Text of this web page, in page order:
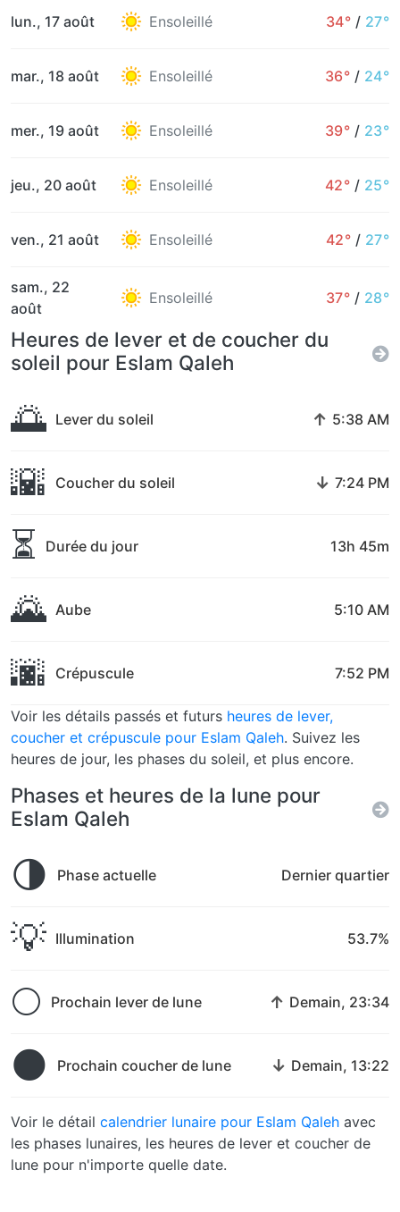
lun., 17 août Ensoleillé 34° / 27°
mar., 18 août Ensoleillé 36° / 24°
mer., 19 août Ensoleillé 39° / 23°
jeu., 20 août Ensoleillé 42° / 25°
ven., 21 août Ensoleillé 42° / 27°
sam., 22
août
Ensoleillé 37° / 28°
Heures de lever et de coucher du
soleil pour Eslam Qaleh
🌅 Lever du soleil ↑ 5:38 AM
🌇 Coucher du soleil ↓ 7:24 PM
⏳ Durée du jour 13h 45m
🌄 Aube 5:10 AM
🌆 Crépuscule 7:52 PM
Voir les détails passés et futurs heures de lever,
coucher et crépuscule pour Eslam Qaleh. Suivez les
heures de jour, les phases du soleil, et plus encore.
Phases et heures de la lune pour
Eslam Qaleh
🌗 Phase actuelle Dernier quartier
💡 Illumination 53.7%
🌕 Prochain lever de lune ↑ Demain, 23:34
🌑 Prochain coucher de lune ↓ Demain, 13:22
Voir le détail calendrier lunaire pour Eslam Qaleh avec
les phases lunaires, les heures de lever et coucher de
lune pour n'importe quelle date.